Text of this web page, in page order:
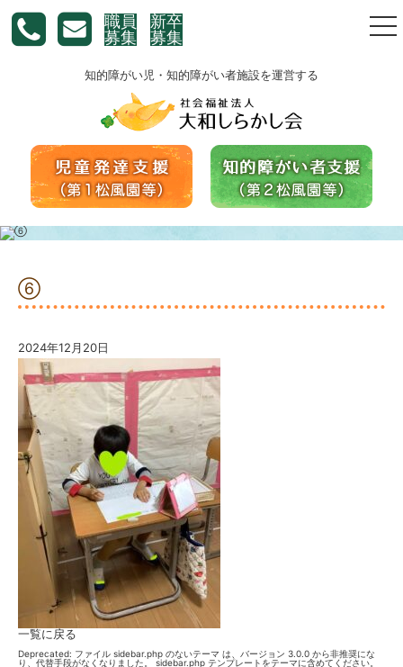
職員
募集
新卒
募集
知的障がい児・知的障がい者施設を運営する
⑥
2024年12月20日
一覧に戻る
Deprecated: ファイル sidebar.php のないテーマ は、バージョン 3.0.0 から非推奨にな
り、代替手段がなくなりました。 sidebar.php テンプレートをテーマに含めてください。